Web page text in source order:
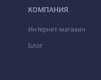
КОМПАНИЯ
Интернет-магазин
Блог